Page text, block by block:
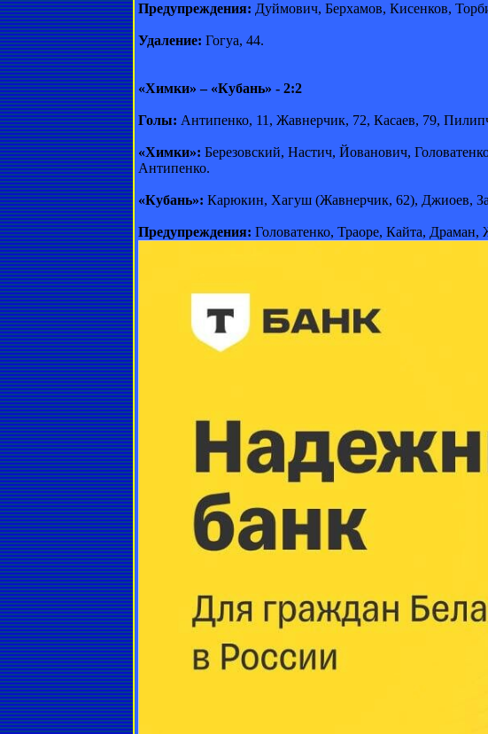
Предупреждения: Дуймович, Берхамов, Кисенков,
Удаление: Гогуа, 44.
«Химки» – «Кубань» - 2:2
Голы: Антипенко, 11, Жавнерчик, 72, Касаев, 79,
«Химки»: Березовский, Настич, Йованович,
Антипенко.
«Кубань»: Карюкин, Хагуш (Жавнерчик, 62), Джиоев,
Предупреждения: Головатенко, Траоре, Кайта, Драман,